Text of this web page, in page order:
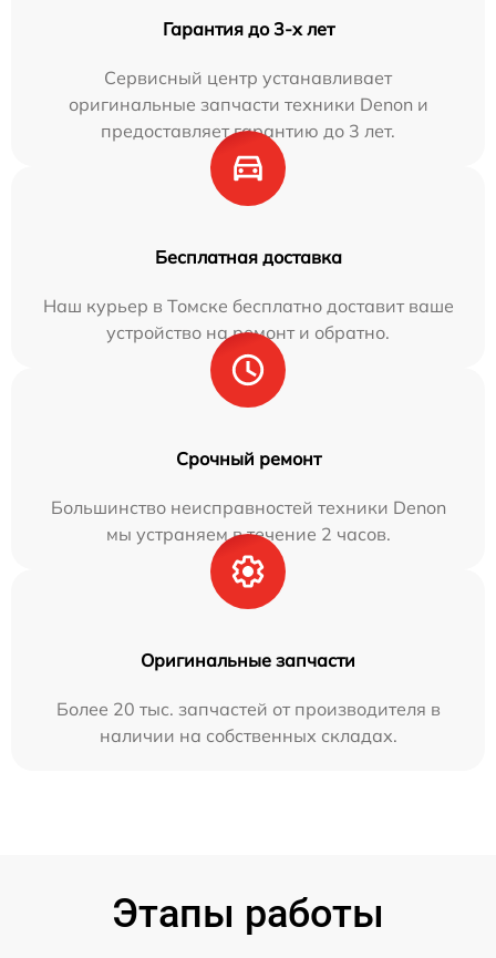
Гарантия до 3-х лет
Сервисный центр устанавливает
оригинальные запчасти техники Denon и
предоставляет гарантию до 3 лет.
Бесплатная доставка
Наш курьер в Томске бесплатно доставит ваше
устройство на ремонт и обратно.
Срочный ремонт
Большинство неисправностей техники Denon
мы устраняем в течение 2 часов.
Оригинальные запчасти
Более 20 тыс. запчастей от производителя в
наличии на собственных складах.
Этапы работы